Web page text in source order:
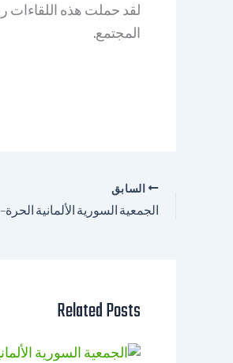
لقد حملت هذه اللقاءات
المجتمع.
السابق
Related Posts